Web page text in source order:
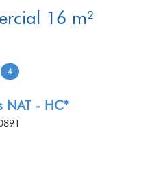
Local commercial 16 m²
4
NAT - HC*